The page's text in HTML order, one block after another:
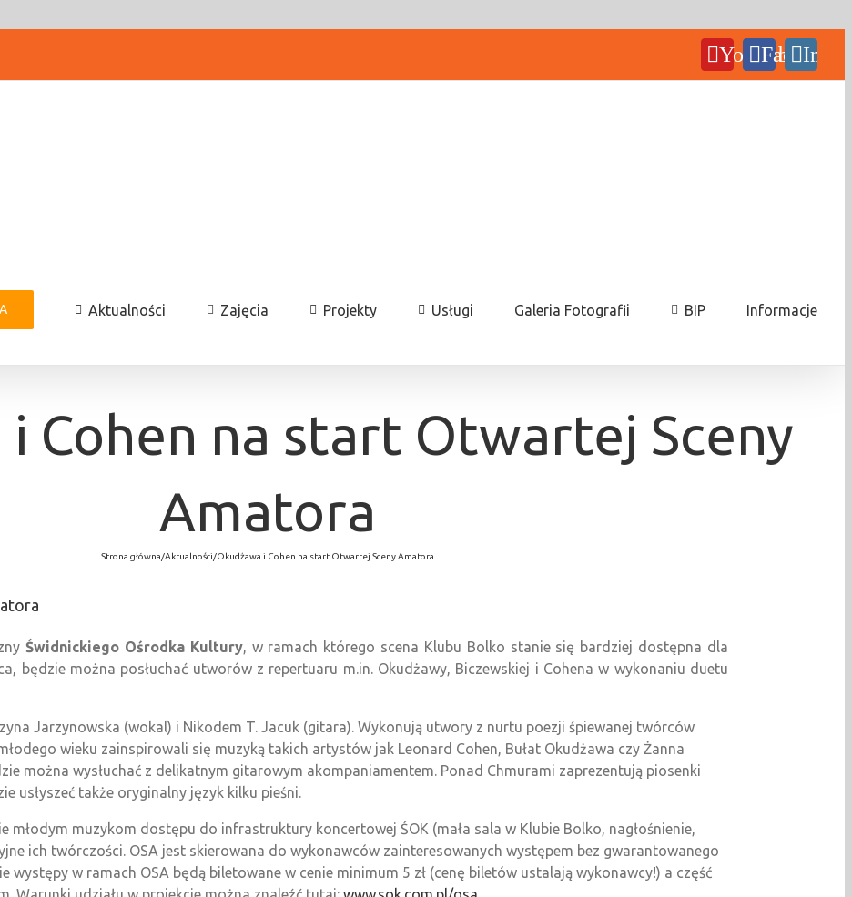
YouTubeFacebook
Aktualności Zajęcia Projekty Usługi Galeria Fotografii BIP Informacje
i Cohen na start Otwartej Sceny
Amatora
Strona główna/Aktualności/Okudżawa i Cohen na start Otwartej Sceny Amatora
Świdnickiego Ośrodka Kultury, w ramach którego scena Klubu Bolko stanie się bardziej dostępna dla
będzie można posłuchać utworów z repertuaru m.in. Okudżawy, Biczewskiej i Cohena w wykonaniu duetu
Jarzynowska (wokal) i Nikodem T. Jacuk (gitara). Wykonują utwory z nurtu poezji śpiewanej twórców
wieku zainspirowali się muzyką takich artystów jak Leonard Cohen, Bułat Okudżawa czy Żanna
można wysłuchać z delikatnym gitarowym akompaniamentem. Ponad Chmurami zaprezentują piosenki
usłyszeć także oryginalny język kilku pieśni.
młodym muzykom dostępu do infrastruktury koncertowej ŚOK (mała sala w Klubie Bolko, nagłośnienie,
ich twórczości. OSA jest skierowana do wykonawców zainteresowanych występem bez gwarantowanego
występy w ramach OSA będą biletowane w cenie minimum 5 zł (cenę biletów ustalają wykonawcy!) a część